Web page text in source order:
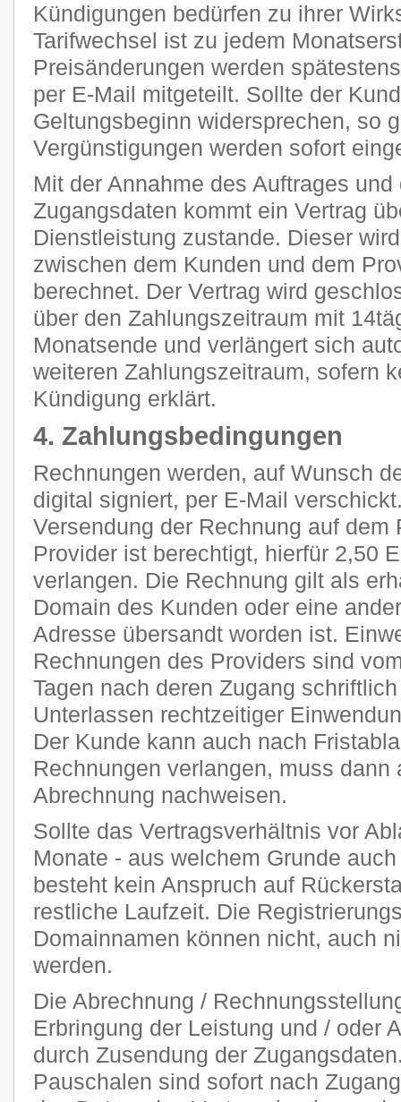
Kündigungen bedürfen zu ihrer
Tarifwechsel ist zu jedem
Preisänderungen werden
per E-Mail mitgeteilt. Sollte der
Geltungsbeginn widersprechen, so
Vergünstigungen werden sofort
Mit der Annahme des Auftrages und
Zugangsdaten kommt ein Vertrag
Dienstleistung zustande. Dieser
zwischen dem Kunden und dem
berechnet. Der Vertrag wird
über den Zahlungszeitraum mit
Monatsende und verlängert sich
weiteren Zahlungszeitraum, sofern
Kündigung erklärt.
4. Zahlungsbedingungen
Rechnungen werden, auf Wunsch
digital signiert, per E-Mail
Versendung der Rechnung auf dem
Provider ist berechtigt, hierfür 2,50
verlangen. Die Rechnung gilt als
Domain des Kunden oder eine
Adresse übersandt worden ist.
Rechnungen des Providers sind
Tagen nach deren Zugang
Unterlassen rechtzeitiger
Der Kunde kann auch nach
Rechnungen verlangen, muss
Abrechnung nachweisen.
Sollte das Vertragsverhältnis vor
Monate - aus welchem Grunde
besteht kein Anspruch auf
restliche Laufzeit. Die
Domainnamen können nicht, auch
werden.
Die Abrechnung /
Erbringung der Leistung und / oder
durch Zusendung der
Pauschalen sind sofort nach